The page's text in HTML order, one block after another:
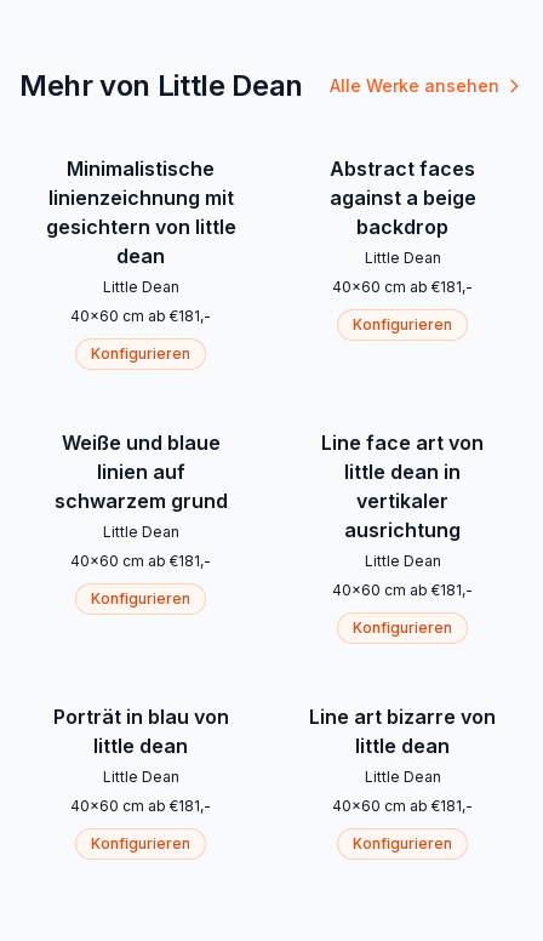
Mehr von Little Dean Alle Werke ansehen
Minimalistische
linienzeichnung mit
gesichtern von little
dean
Little Dean
40x60 cm ab €181,-
Konfigurieren
Abstract faces
against a beige
backdrop
Little Dean
40x60 cm ab €181,-
Konfigurieren
Weiße und blaue
linien auf
schwarzem grund
Little Dean
40x60 cm ab €181,-
Konfigurieren
Line face art von
little dean in
vertikaler
ausrichtung
Little Dean
40x60 cm ab €181,-
Konfigurieren
Porträt in blau von
little dean
Little Dean
40x60 cm ab €181,-
Konfigurieren
Line art bizarre von
little dean
Little Dean
40x60 cm ab €181,-
Konfigurieren